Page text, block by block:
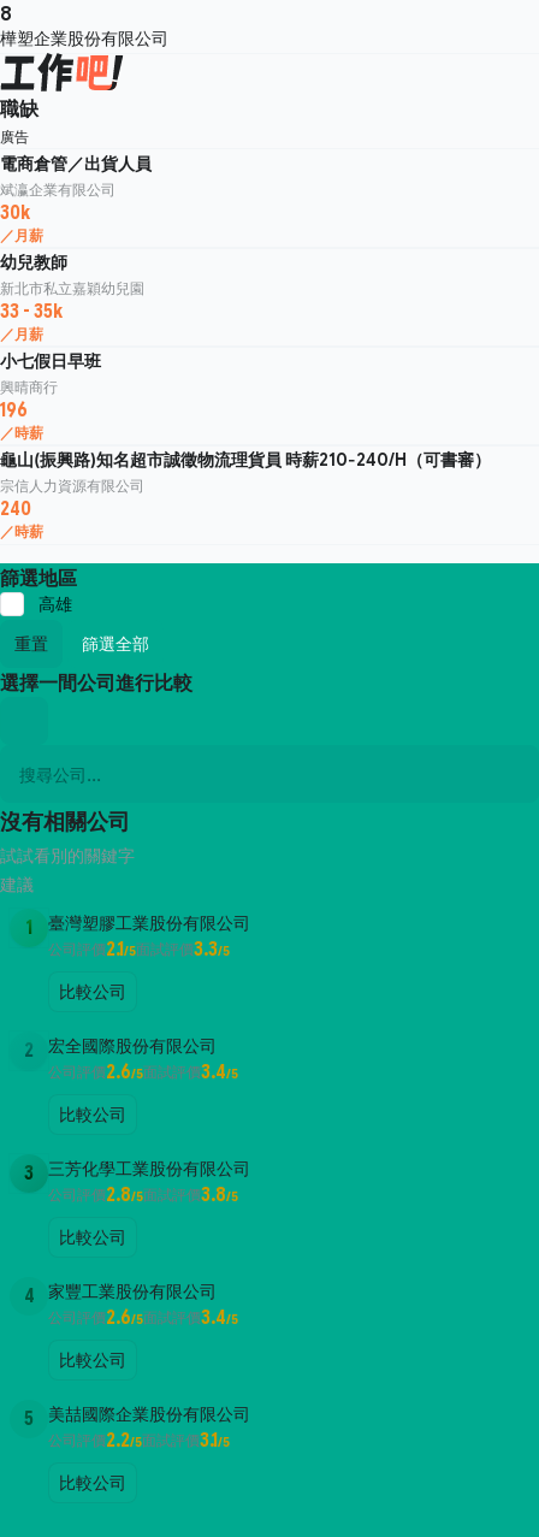
8
樺塑企業股份有限公司
職缺
廣告
電商倉管／出貨人員
斌瀛企業有限公司
30k
／月薪
幼兒教師
新北市私立嘉穎幼兒園
33 - 35k
／月薪
小七假日早班
興晴商行
196
／時薪
龜山(振興路)知名超市誠徵物流理貨員 時薪210-240/H（可書審）
宗信人力資源有限公司
240
／時薪
篩選地區
高雄
重置
篩選全部
選擇一間公司進行比較
沒有相關公司
試試看別的關鍵字
建議
1 臺灣塑膠工業股份有限公司
公司評價2.1/5面試評價3.3/5
比較公司
2 宏全國際股份有限公司
公司評價2.6/5面試評價3.4/5
比較公司
3 三芳化學工業股份有限公司
公司評價2.8/5面試評價3.8/5
比較公司
4 家豐工業股份有限公司
公司評價2.6/5面試評價3.4/5
比較公司
5 美喆國際企業股份有限公司
公司評價2.2/5面試評價3.1/5
比較公司